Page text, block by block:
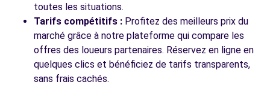
toutes les situations.
Tarifs compétitifs : Profitez des meilleurs prix du
marché grâce à notre plateforme qui compare les
offres des loueurs partenaires. Réservez en ligne en
quelques clics et bénéficiez de tarifs transparents,
sans frais cachés.